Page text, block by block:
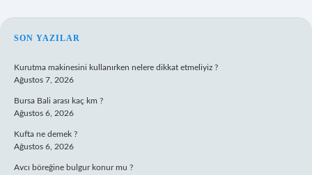
SIDEBAR
SON YAZILAR
Kurutma makinesini kullanırken nelere dikkat etmeliyiz ?
Ağustos 7, 2026
Bursa Bali arası kaç km ?
Ağustos 6, 2026
Kufta ne demek ?
Ağustos 6, 2026
Avcı böreğine bulgur konur mu ?